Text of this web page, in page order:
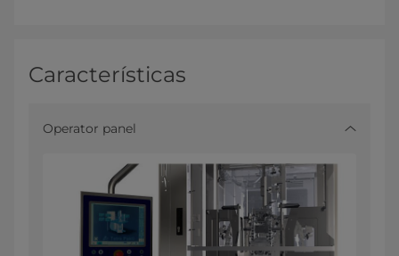
Características
Operator panel